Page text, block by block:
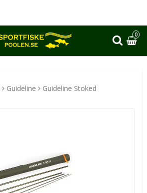
0
Guideline Guideline Stoked